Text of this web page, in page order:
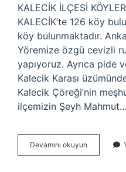
KALECİK İLÇESİ
KALECİK’te 126 köy
köy bulunmaktadır.
Yöremize özgü cevizli
yapıyoruz. Ayrıca pide
Kalecik Karası
Kalecik Çöreği’nin
ilçemizin Şeyh Mahmut…
Devamını okuyun
Kalecik